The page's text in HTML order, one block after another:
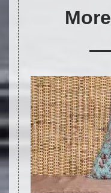
NETTOYAGE
TOUTES